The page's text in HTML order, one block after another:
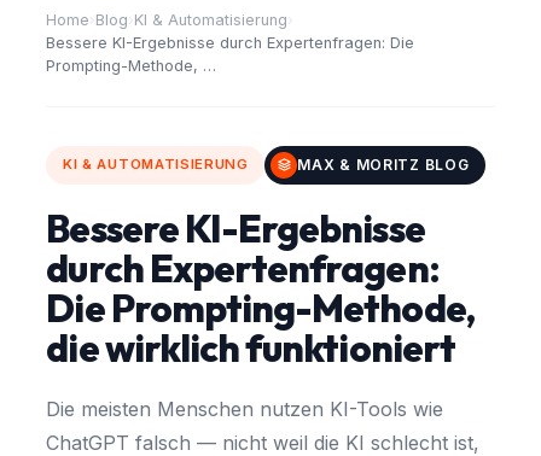
Home› Blog› KI & Automatisierung›
Bessere KI-Ergebnisse durch Expertenfragen: Die
Prompting-Methode, …
KI & AUTOMATISIERUNG MAX & MORITZ BLOG
Bessere KI-Ergebnisse
durch Expertenfragen:
Die Prompting-Methode,
die wirklich funktioniert
Die meisten Menschen nutzen KI-Tools wie
ChatGPT falsch — nicht weil die KI schlecht ist,